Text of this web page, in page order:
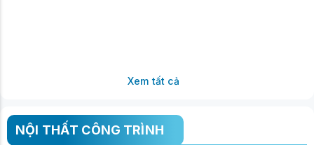
Xem tất cả
NỘI THẤT CÔNG TRÌNH